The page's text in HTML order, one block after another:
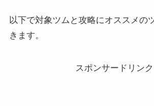
以下で対象ツムと攻略にオススメの
きます。
スポンサードリンク